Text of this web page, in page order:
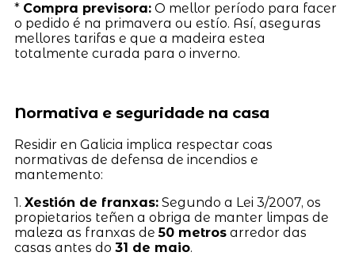
* Compra previsora:O mellor período para facer
o pedido é na primavera ou estío. Así, aseguras
mellores tarifas e que a madeira estea
totalmente curada para o inverno.
Normativa e seguridade na casa
Residir en Galicia implica respectar coas
normativas de defensa de incendios e
mantemento:
1. Xestión de franxas:Segundo a Lei 3/2007, os
propietarios teñen a obriga de manter limpas de
maleza as franxas de50 metrosarredor das
casas antes do 31 de maio.